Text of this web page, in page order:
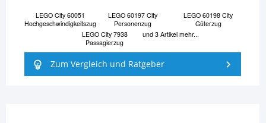
LEGO City 60051
Hochgeschwindigkeitszug
LEGO 60197 City
Personenzug
LEGO 60198 City
Güterzug
LEGO City 7938
Passagierzug
und 3 Artikel mehr...
Zum Vergleich und Ratgeber